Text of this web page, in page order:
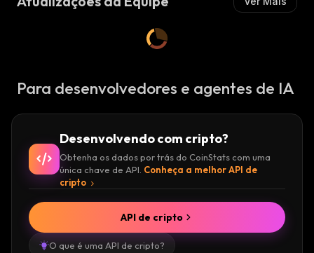
Para desenvolvedores e agentes de IA
Desenvolvendo com cripto?
Obtenha os dados por trás do CoinStats com uma
única chave de API. Conheça a melhor API de
cripto
O que é uma API de cripto?
API de cripto